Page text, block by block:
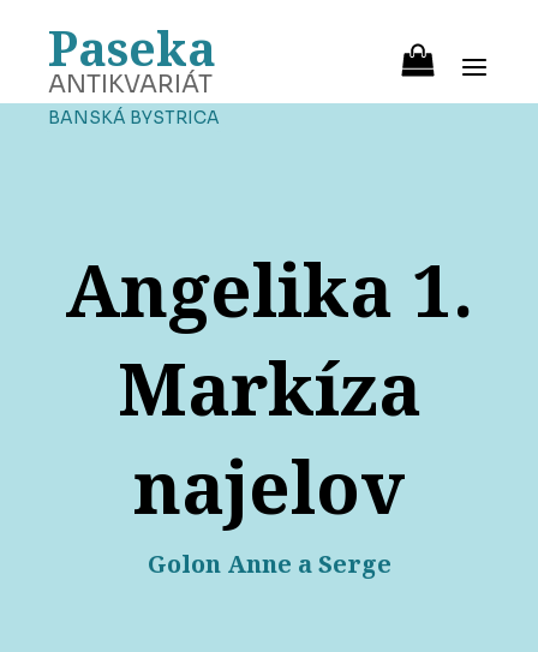
Paseka
ANTIKVARIÁT
BANSKÁ BYSTRICA
Angelika 1.
Markíza
najelov
Golon Anne a Serge